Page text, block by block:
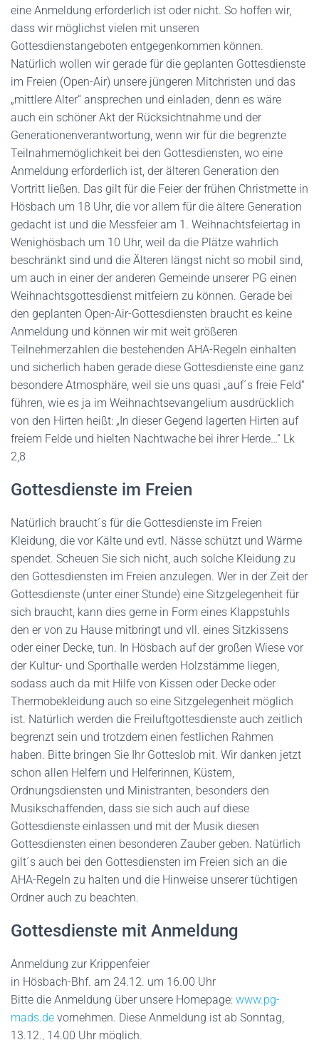
eine Anmeldung erforderlich ist oder nicht. So hoffen wir,
dass wir möglichst vielen mit unseren
Gottesdienstangeboten entgegenkommen können.
Natürlich wollen wir gerade für die geplanten Gottesdienste
im Freien (Open-Air) unsere jüngeren Mitchristen und das
„mittlere Alter“ ansprechen und einladen, denn es wäre
auch ein schöner Akt der Rücksichtnahme und der
Generationenverantwortung, wenn wir für die begrenzte
Teilnahmemöglichkeit bei den Gottesdiensten, wo eine
Anmeldung erforderlich ist, der älteren Generation den
Vortritt ließen. Das gilt für die Feier der frühen Christmette in
Hösbach um 18 Uhr, die vor allem für die ältere Generation
gedacht ist und die Messfeier am 1. Weihnachtsfeiertag in
Wenighösbach um 10 Uhr, weil da die Plätze wahrlich
beschränkt sind und die Älteren längst nicht so mobil sind,
um auch in einer der anderen Gemeinde unserer PG einen
Weihnachtsgottesdienst mitfeiern zu können. Gerade bei
den geplanten Open-Air-Gottesdiensten braucht es keine
Anmeldung und können wir mit weit größeren
Teilnehmerzahlen die bestehenden AHA-Regeln einhalten
und sicherlich haben gerade diese Gottesdienste eine ganz
besondere Atmosphäre, weil sie uns quasi „auf´s freie Feld“
führen, wie es ja im Weihnachtsevangelium ausdrücklich
von den Hirten heißt: „In dieser Gegend lagerten Hirten auf
freiem Felde und hielten Nachtwache bei ihrer Herde…“ Lk
2,8
Gottesdienste im Freien
Natürlich braucht´s für die Gottesdienste im Freien
Kleidung, die vor Kälte und evtl. Nässe schützt und Wärme
spendet. Scheuen Sie sich nicht, auch solche Kleidung zu
den Gottesdiensten im Freien anzulegen. Wer in der Zeit der
Gottesdienste (unter einer Stunde) eine Sitzgelegenheit für
sich braucht, kann dies gerne in Form eines Klappstuhls
den er von zu Hause mitbringt und vll. eines Sitzkissens
oder einer Decke, tun. In Hösbach auf der großen Wiese vor
der Kultur- und Sporthalle werden Holzstämme liegen,
sodass auch da mit Hilfe von Kissen oder Decke oder
Thermobekleidung auch so eine Sitzgelegenheit möglich
ist. Natürlich werden die Freiluftgottesdienste auch zeitlich
begrenzt sein und trotzdem einen festlichen Rahmen
haben. Bitte bringen Sie Ihr Gotteslob mit. Wir danken jetzt
schon allen Helfern und Helferinnen, Küstern,
Ordnungsdiensten und Ministranten, besonders den
Musikschaffenden, dass sie sich auch auf diese
Gottesdienste einlassen und mit der Musik diesen
Gottesdiensten einen besonderen Zauber geben. Natürlich
gilt´s auch bei den Gottesdiensten im Freien sich an die
AHA-Regeln zu halten und die Hinweise unserer tüchtigen
Ordner auch zu beachten.
Gottesdienste mit Anmeldung
Anmeldung zur Krippenfeier
in Hösbach-Bhf. am 24.12. um 16.00 Uhr
Bitte die Anmeldung über unsere Homepage: www.pg-
mads.de vornehmen. Diese Anmeldung ist ab Sonntag,
13.12., 14.00 Uhr möglich.